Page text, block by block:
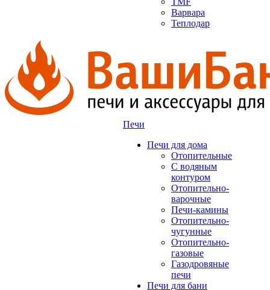
Варвара
Теплодар
Печи
Печи для дома
Отопительные
C водяным
контуром
Отопительно-
варочные
Печи-камины
Отопительно-
чугунные
Отопительно-
газовые
Газодровяные
печи
Печи для бани